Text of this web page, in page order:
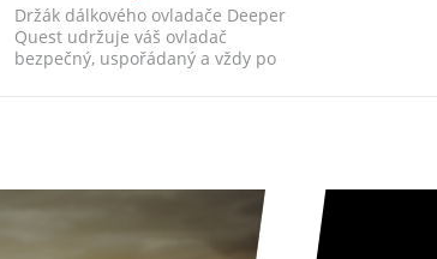
Držák dálkového ovladače Deeper
Quest udržuje váš ovladač
bezpečný, uspořádaný a vždy po